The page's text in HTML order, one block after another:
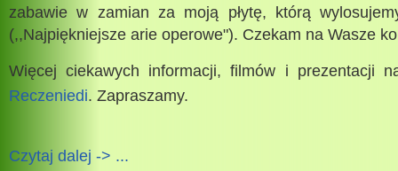
zabawie w zamian za moją płytę, którą
(,,Najpiękniejsze arie operowe"). Czekam na Wasze
Więcej ciekawych informacji, filmów i prezentacji
Reczeniedi. Zapraszamy.
Czytaj dalej -> ...